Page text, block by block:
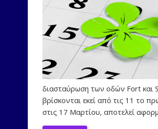
διασταύρωση των οδών Fort και
βρίσκονται εκεί από τις 11 το
στις 17 Μαρτίου, αποτελεί